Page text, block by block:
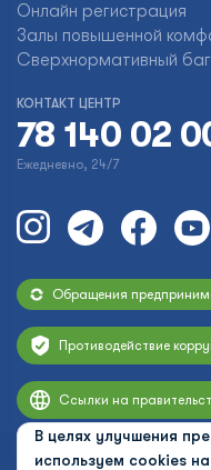
В целях улучшения
используем cookies
Онлайн регистрация
Залы повышенной
Сверхнормативный
КОНТАКТ ЦЕНТР
78 140 02
Ежедневно, 24/7
Обращения
Противодействие
Ссылки на